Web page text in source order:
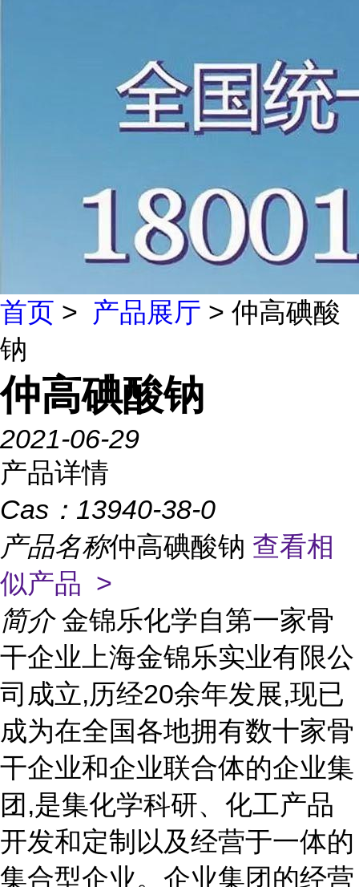
首页 > 产品展厅 > 仲高碘酸
钠
仲高碘酸钠
2021-06-29
产品详情
Cas： 13940-38-0
产品名称仲高碘酸钠 查看相
似产品 >
简介 金锦乐化学自第一家骨
干企业上海金锦乐实业有限公
司成立,历经20余年发展,现已
成为在全国各地拥有数十家骨
干企业和企业联合体的企业集
团,是集化学科研、化工产品
开发和定制以及经营于一体的
集合型企业。企业集团的经营